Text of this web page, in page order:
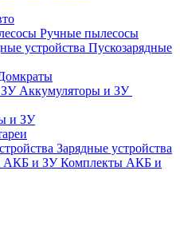
Ручные пылесосы
Пускозарядные
Аккумуляторы и ЗУ
и ЗУ
Зарядные устройства
Комплекты АКБ и